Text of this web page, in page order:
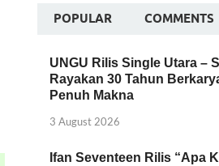
POPULAR COMMENTS
UNGU Rilis Single Utara –
Rayakan 30 Tahun
Penuh Makna
3 August 2026
Ifan Seventeen Rilis “Apa